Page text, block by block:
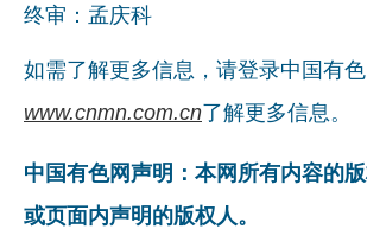
终审：孟庆科
如需了解更多信息，请登录中国有色
www.cnmn.com.cn了解更多信息。
中国有色网声明：本网所有内容的
或页面内声明的版权人。